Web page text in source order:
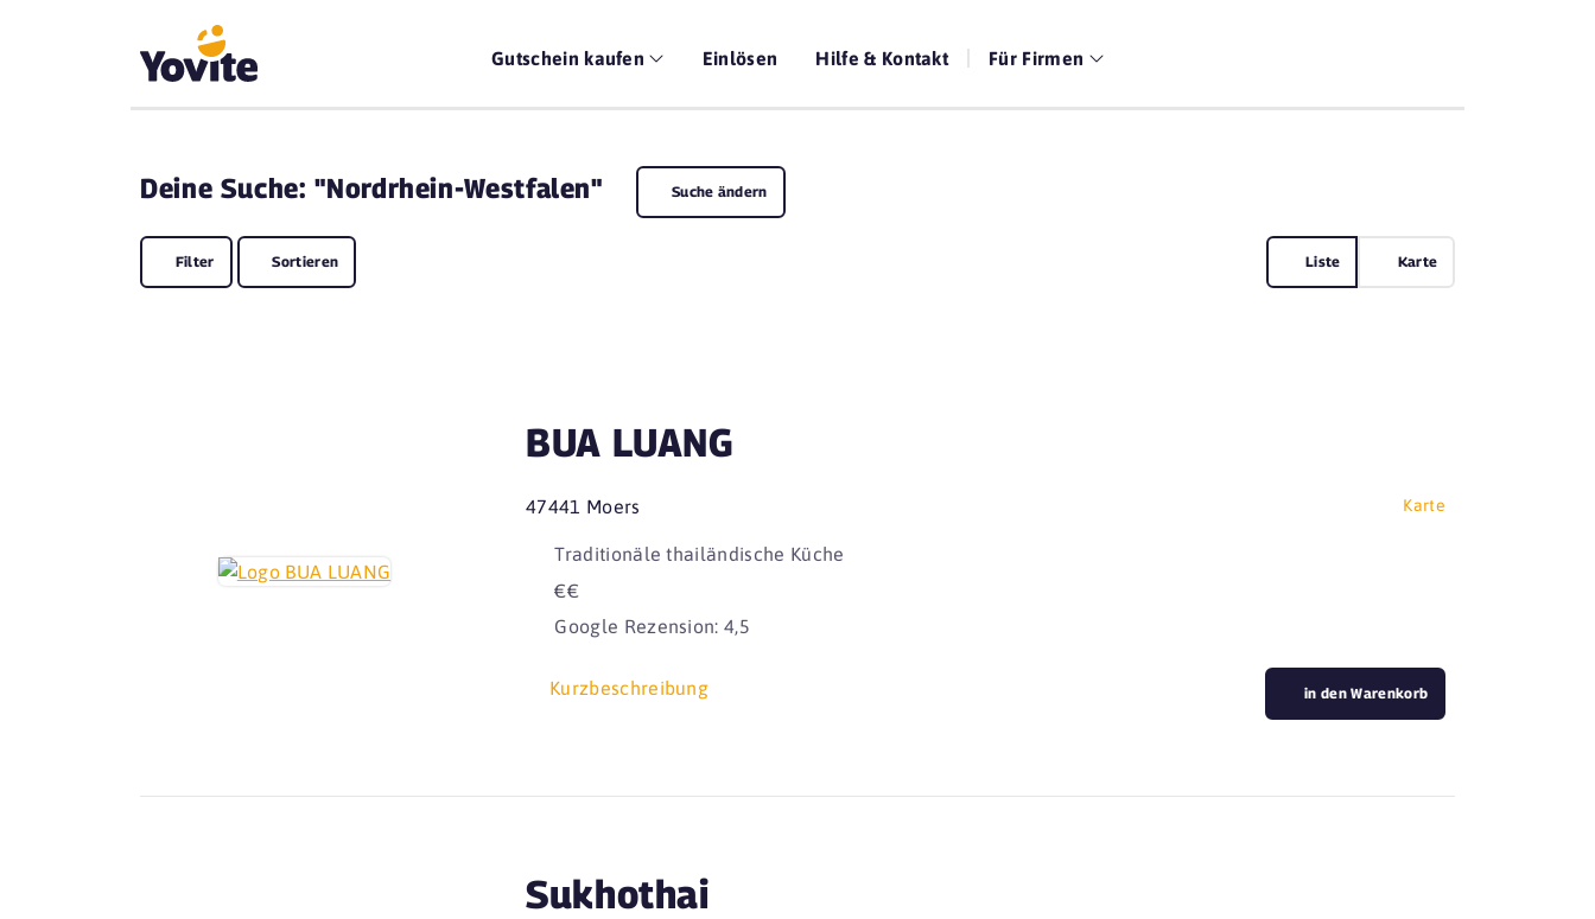
Gutschein kaufen Einlösen Hilfe & Kontakt Für Firmen
Deine Suche: "Nordrhein-Westfalen" Suche ändern
Filter Sortieren Liste Karte
BUA LUANG
47441 Moers Karte
Traditionäle thailändische Küche
€€
Google Rezension: 4,5
Kurzbeschreibung in den Warenkorb
Sukhothai